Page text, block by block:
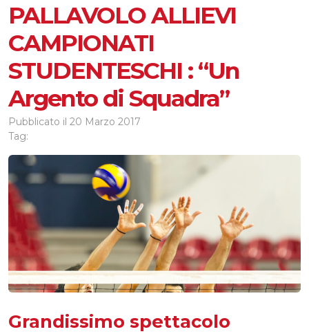
PALLAVOLO ALLIEVI
CAMPIONATI
STUDENTESCHI : “Un
Argento di Squadra”
Pubblicato il 20 Marzo 2017
Tag:
Grandissimo spettacolo